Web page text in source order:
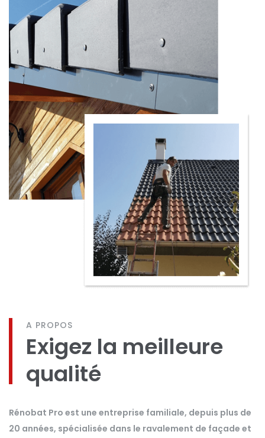
A PROPOS
Exigez la meilleure
qualité
Rénobat Pro est une entreprise familiale, depuis plus de
20 années, spécialisée dans le ravalement de façade et